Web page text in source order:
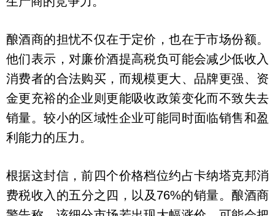
酿酒商的担忧不仅在于定价，也在于市场份额。
他们表示，对廉价酒提高税负可能会减少低收入
消费者的合法购买，而规模更大、品牌更强、资
金更充裕的企业则更能吸收政策变化而不致失去
销量。较小的区域性企业可能同时面临销售和盈
利能力的压力。
根据这封信，前四个价格档位约占卡纳塔克邦消
费税收入的五分之四，以及76%的销量。酿酒商